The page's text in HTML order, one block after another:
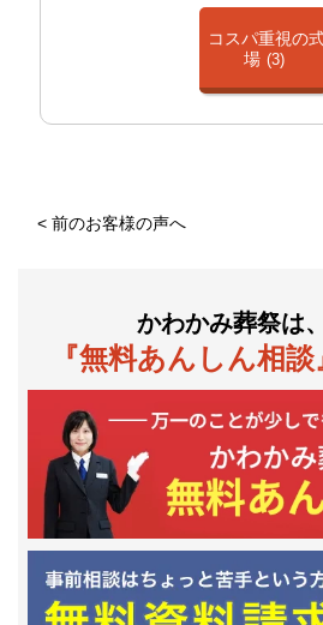
コスパ重視の
場 (3)
<前のお客様の声へ
かわかみ葬祭は
『無料あんしん相談